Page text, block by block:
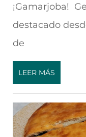
¡Gamarjoba!
destacado
de
LEER MÁS